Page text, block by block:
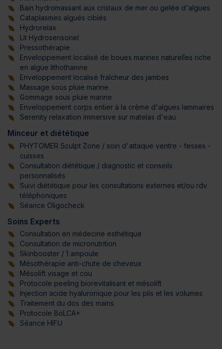
Bain hydromassant aux cristaux de mer ou gelée d'algues
Cataplasmes algués ciblés
Hydrorelax
Lit Hydrosensoriel
Pressothérapie
Enveloppement localisé de boues marines naturelles riche
en algue lithothamne
Enveloppement localisé fraîcheur des jambes
Massage sous pluie marine
Gommage sous pluie marine
Enveloppement corps entier à la crème d'algues laminaires
Serenity relaxation immersive sur matelas d'eau
Minceur et diététique
PHYTOMER Sculpt Zone / soin d'attaque ventre - fesses -
cuisses
Consultation diététique / diagnostic et conseils
personnalisés
Suivi diététique pour les consultations externes et/ou rdv
téléphoniques
Séance Oligocheck
Soins Experts
Consultation en médecine esthétique
Consultation de micronutrition
Skinbooster / 1 ampoule
Mésothérapie anti-chute de cheveux
Mésolift visage et cou
Protocole peeling biorevitalisant et mésolift
Injection acide hyaluronique pour les plis et les volumes
Traitement du dos des mains
Protocole BoLCA+
Séance HIFU